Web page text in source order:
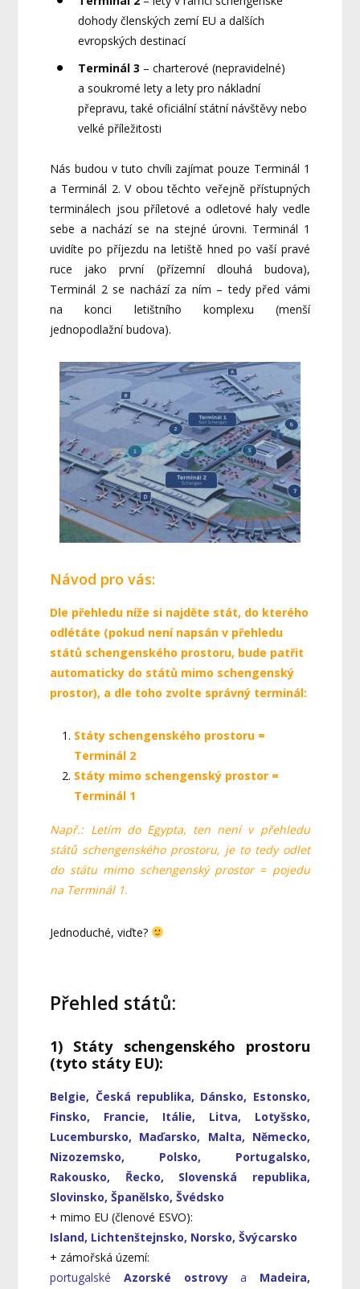
dohody členských zemí EU a dalších
evropských destinací
Terminál 3 – charterové (nepravidelné)
a soukromé lety a lety pro nákladní
přepravu, také oficiální státní návštěvy nebo
velké příležitosti
Nás budou v tuto chvíli zajímat pouze Terminál 1
a Terminál 2. V obou těchto veřejně přístupných
terminálech jsou příletové a odletové haly vedle
sebe a nachází se na stejné úrovni. Terminál 1
uvidíte po příjezdu na letiště hned po vaší pravé
ruce jako první (přízemní dlouhá budova),
Terminál 2 se nachází za ním – tedy před vámi
na konci letištního komplexu (menší
jednopodlažní budova).
Návod pro vás:
Dle přehledu níže si najděte stát, do kterého
odlétáte (pokud není napsán v přehledu
států schengenského prostoru, bude patřit
automaticky do států mimo schengenský
prostor), a dle toho zvolte správný terminál:
Státy schengenského prostoru =
Terminál 2
Státy mimo schengenský prostor =
Terminál 1
Např.: Letím do Egypta, ten není v přehledu
států schengenského prostoru, je to tedy odlet
do státu mimo schengenský prostor = pojedu
na Terminál 1.
Jednoduché, viďte?
Přehled států:
1) Státy schengenského prostoru
(tyto státy EU):
Belgie, Česká republika, Dánsko, Estonsko,
Finsko, Francie, Itálie, Litva, Lotyšsko,
Lucembursko, Maďarsko, Malta, Německo,
Nizozemsko, Polsko, Portugalsko,
Rakousko, Řecko, Slovenská republika,
Slovinsko, Španělsko, Švédsko
+ mimo EU (členové ESVO):
Island, Lichtenštejnsko, Norsko, Švýcarsko
+ zámořská území:
portugalské Azorské ostrovya Madeira,